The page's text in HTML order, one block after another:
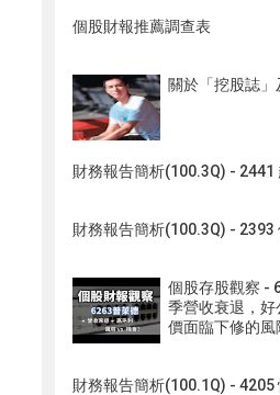
個股財報推薦調查表
關於「挖股誌」
財務報告簡析(100.3Q) - 2441
財務報告簡析(100.3Q) - 2393
個股存股觀察 -
季營收衰退，
價面臨下修的風
財務報告簡析(100.1Q) - 4205